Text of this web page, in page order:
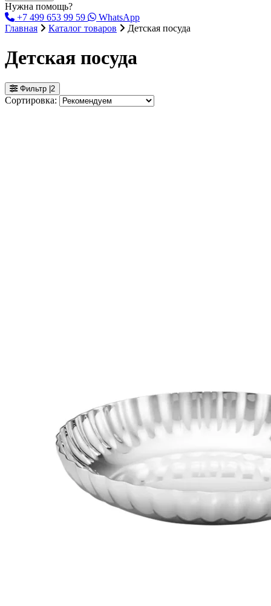
Нужна помощь?
+7 499 653 99 59
WhatsApp
Главная
Каталог товаров Детская посуда
Детская посуда
Фильтр |2
Сортировка: